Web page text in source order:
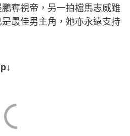
奪視帝，另一拍檔馬志威雖
最佳男主角，她亦永遠支持